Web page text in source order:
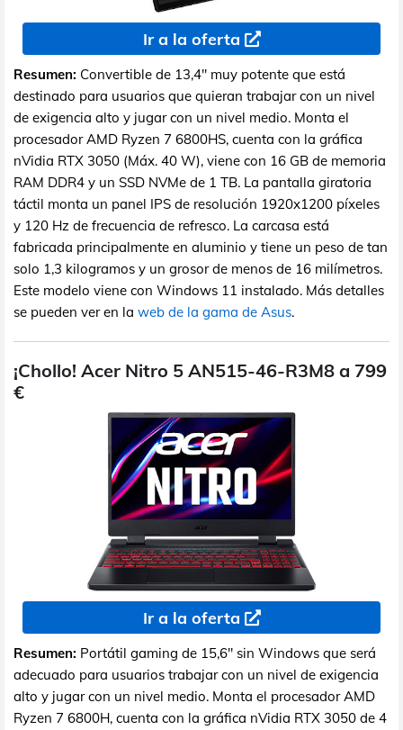
Ir a la oferta
Resumen: Convertible de 13,4" muy potente que está
destinado para usuarios que quieran trabajar con un nivel
de exigencia alto y jugar con un nivel medio. Monta el
procesador AMD Ryzen 7 6800HS, cuenta con la gráfica
nVidia RTX 3050 (Máx. 40 W), viene con 16 GB de memoria
RAM DDR4 y un SSD NVMe de 1 TB. La pantalla giratoria
táctil monta un panel IPS de resolución 1920x1200 píxeles
y 120 Hz de frecuencia de refresco. La carcasa está
fabricada principalmente en aluminio y tiene un peso de tan
solo 1,3 kilogramos y un grosor de menos de 16 milímetros.
Este modelo viene con Windows 11 instalado. Más detalles
se pueden ver en la web de la gama de Asus.
¡Chollo! Acer Nitro 5 AN515-46-R3M8 a 799
€
Ir a la oferta
Resumen: Portátil gaming de 15,6" sin Windows que será
adecuado para usuarios trabajar con un nivel de exigencia
alto y jugar con un nivel medio. Monta el procesador AMD
Ryzen 7 6800H, cuenta con la gráfica nVidia RTX 3050 de 4